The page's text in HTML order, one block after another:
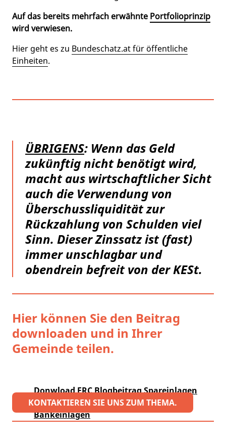
Auf das bereits mehrfach erwähnte Portfolioprinzip
wird verwiesen.
Hier geht es zu Bundeschatz.at für öffentliche
Einheiten.
ÜBRIGENS: Wenn das Geld
zukünftig nicht benötigt wird,
macht aus wirtschaftlicher Sicht
auch die Verwendung von
Überschussliquidität zur
Rückzahlung von Schulden viel
Sinn. Dieser Zinssatz ist (fast)
immer unschlagbar und
obendrein befreit von der KESt.
Hier können Sie den Beitrag
downloaden und in Ihrer
Gemeinde teilen.
Donwload FRC Blogbeitrag Spareinlagen
von Gemeinden: Bundesschätze vs.
Bankeinlagen
KONTAKTIEREN SIE UNS ZUM THEMA.